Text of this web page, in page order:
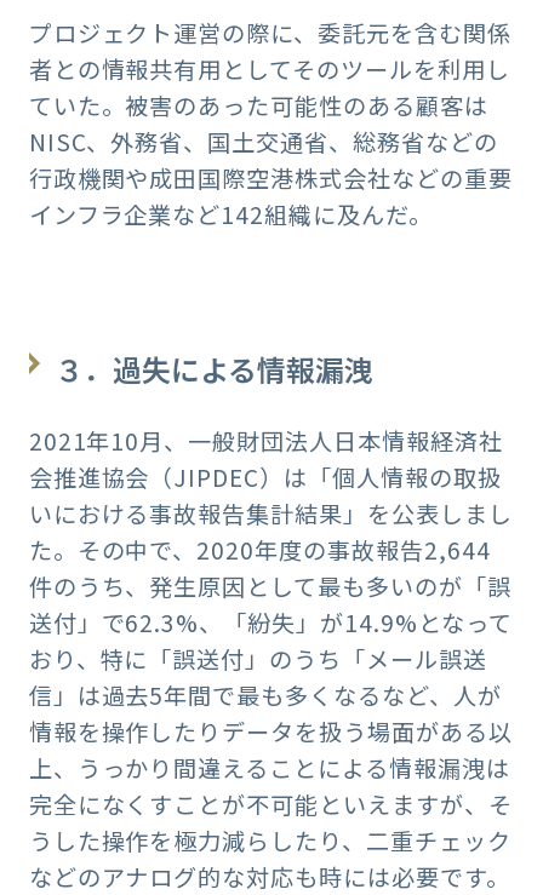
プロジェクト運営の際に、委託元を含む関係
者との情報共有用としてそのツールを利用し
ていた。被害のあった可能性のある顧客は
NISC、外務省、国土交通省、総務省などの
行政機関や成田国際空港株式会社などの重要
インフラ企業など142組織に及んだ。
３．過失による情報漏洩
2021年10月、一般財団法人日本情報経済社
会推進協会（JIPDEC）は「個人情報の取扱
いにおける事故報告集計結果」を公表しまし
た。その中で、2020年度の事故報告2,644
件のうち、発生原因として最も多いのが「誤
送付」で62.3%、「紛失」が14.9%となって
おり、特に「誤送付」のうち「メール誤送
信」は過去5年間で最も多くなるなど、人が
情報を操作したりデータを扱う場面がある以
上、うっかり間違えることによる情報漏洩は
完全になくすことが不可能といえますが、そ
うした操作を極力減らしたり、二重チェック
などのアナログ的な対応も時には必要です。